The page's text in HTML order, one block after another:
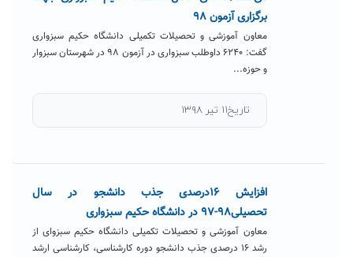
برگزاری آزمون ۹۸
معاون آموزشی و تحصیلات تکمیلی دانشگاه حکیم سبزواری
گفت: ۶۲۴۰ داوطلب سبزواری در آزمون ۹۸ در شهرستان سبزوار
و حوزه...
تاریخ۱۱ تیر ۱۳۹۸
افزایش ۱۶درصدی جذب دانشجو در سال
تحصیلی۹۸-۹۷ در دانشگاه حکیم سبزواری
معاون آموزشی و تحصیلات تکمیلی دانشگاه حکیم سبزوای از
رشد ۱۶ درصدی جذب دانشجو دوره کارشناسی، کارشناسی ارشد